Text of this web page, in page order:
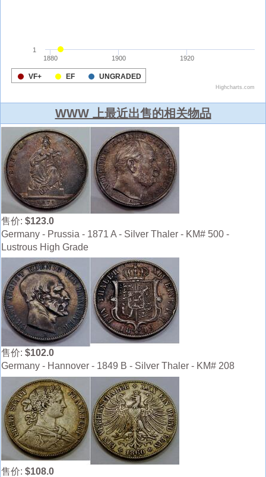
WWW 上最近出售的相关物品
售价: $123.0
Germany - Prussia - 1871 A - Silver Thaler - KM# 500 -
Lustrous High Grade
售价: $102.0
Germany - Hannover - 1849 B - Silver Thaler - KM# 208
售价: $108.0